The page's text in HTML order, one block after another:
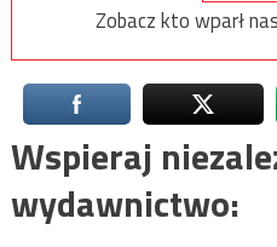
Zobacz kto wparł
Wspieraj
wydawnictwo: